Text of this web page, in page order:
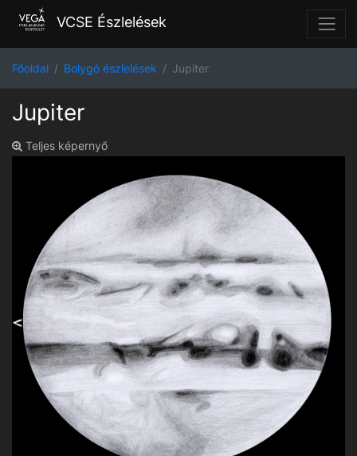
VCSE Észlelések
Főoldal Bolygó észlelések Jupiter
Jupiter
Teljes képernyő